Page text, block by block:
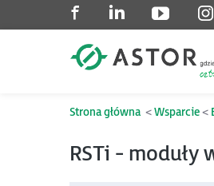
Strona główna Wsparcie
RSTi - moduły